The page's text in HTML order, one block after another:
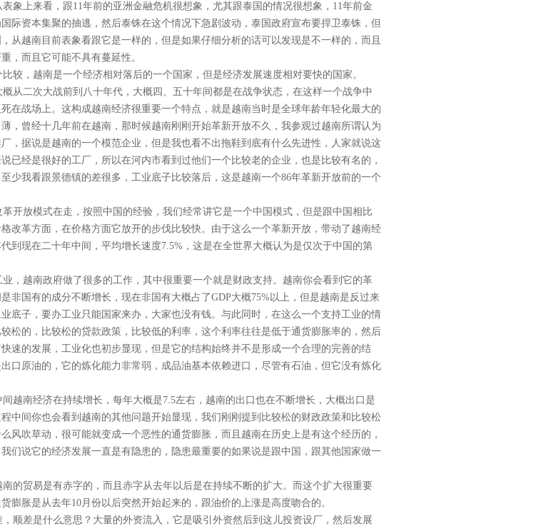
象上来看，跟11年前的亚洲金融危机很想象，尤其跟泰国的情况很想象，11年前金
际资本集聚的抽逃，然后泰铢在这个情况下急剧波动，泰国政府宣布要捍卫泰铢，但
从越南目前表象看跟它是一样的，但是如果仔细分析的话可以发现是不一样的，而且
，而且它可能不具有蔓延性。
，越南是一个经济相对落后的一个国家，但是经济发展速度相对要快的国家。
从二次大战前到八十年代，大概四、五十年间都是在战争状态，在这样一个战争中
在战场上。这构成越南经济很重要一个特点，就是越南当时是全球年龄年轻化最大的
，曾经十几年前在越南，那时候越南刚刚开始革新开放不久，我参观过越南所谓认为
，据说是越南的一个模范企业，但是我也看不出拖鞋到底有什么先进性，人家就说这
已经是很好的工厂，所以在河内市看到过他们一个比较老的企业，也是比较有名的，
少我看跟景德镇的差很多，工业底子比较落后，这是越南一个86年革新开放前的一个
开放模式在走，按照中国的经验，我们经常讲它是一个中国模式，但是跟中国相比
改革方面，在价格方面它放开的步伐比较快。由于这么一个革新开放，带动了越南经
到现在二十年中间，平均增长速度7.5%，这是在全世界大概认为是仅次于中国的第
，越南政府做了很多的工作，其中很重要一个就是财政支持。越南你会看到它的革
非国有的成分不断增长，现在非国有大概占了GDP大概75%以上，但是越南是反过来
底子，要办工业只能国家来办，大家也没有钱。与此同时，在这么一个支持工业的情
松的，比较松的贷款政策，比较低的利率，这个利率往往是低于通货膨胀率的，然后
速的发展，工业化也初步显现，但是它的结构始终并不是形成一个合理的完善的结
口原油的，它的炼化能力非常弱，成品油基本依赖进口，尽管有石油，但它没有炼化
越南经济在持续增长，每年大概是7.5左右，越南的出口也在不断增长，大概出口是
中间你也会看到越南的其他问题开始显现，我们刚刚提到比较松的财政政策和比较松
风吹草动，很可能就变成一个恶性的通货膨胀，而且越南在历史上是有这个经历的，
们说它的经济发展一直是有隐患的，隐患最重要的如果说是跟中国，跟其他国家做一
的贸易是有赤字的，而且赤字从去年以后是在持续不断的扩大。而这个扩大很重要
膨胀是从去年10月份以后突然开始起来的，跟油价的上涨是高度吻合的。
顺差是什么意思？大量的外资流入，它是吸引外资然后到这儿投资设厂，然后发展